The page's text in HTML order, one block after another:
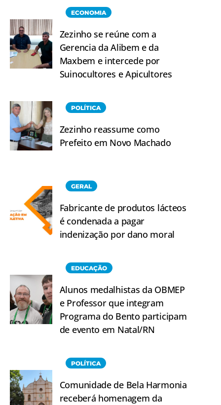
ECONOMIA
Zezinho se reúne com a
Gerencia da Alibem e da
Maxbem e intercede por
Suinocultores e Apicultores
POLÍTICA
Zezinho reassume como
Prefeito em Novo Machado
GERAL
Fabricante de produtos lácteos
é condenada a pagar
indenização por dano moral
EDUCAÇÃO
Alunos medalhistas da OBMEP
e Professor que integram
Programa do Bento participam
de evento em Natal/RN
POLÍTICA
Comunidade de Bela Harmonia
receberá homenagem da